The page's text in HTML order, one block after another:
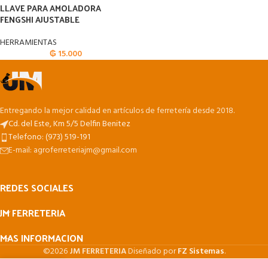
LLAVE PARA AMOLADORA
FENGSHI AJUSTABLE
HERRAMIENTAS
₲ 15.000
Entregando la mejor calidad en artículos de ferretería desde 2018.
Cd. del Este, Km 5/5 Delfin Benitez
Telefono: (973) 519-191
E-mail: agroferreteriajm@gmail.com
REDES SOCIALES
JM FERRETERIA
MAS INFORMACION
©2026JM FERRETERIADiseñado porFZ Sistemas.